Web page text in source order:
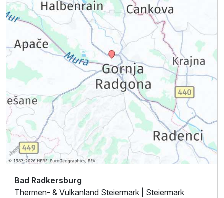
Bad Radkersburg
Thermen- & Vulkanland Steiermark | Steiermark